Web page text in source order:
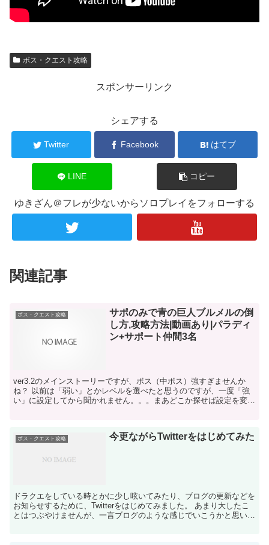
ボス・クエスト攻略
スポンサーリンク
シェアする
Twitter Facebook はてブ
LINE コピー
ゆきざん＠フレが少ないからソロプレイをフォローする
関連記事
ボス・クエスト攻略
サポのみで青の巨人ブルメルの倒
し方,攻略方法|動画あり|パラディ
ン+サポート仲間3名
ver3.2のメインストーリーですが、ボス（中ボス）強すぎませんか
ね？ 以前は「弱い」とかレベルを選べたと思うのですが、一度「強
い」に設定してから聞かれません。。。まあどこか探せば設定を変え
ボス・クエスト攻略 今更ながらTwitterをはじめてみた
ドラクエをしている時とかに少し呟いてみたり、ブログの更新などを
お知らせするために、Twitterをはじめてみました。 あまり大したこ
とはつぶやけませんが、一言ブログのような感じでいこうかと思いま